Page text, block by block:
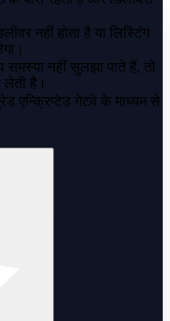
नहीं होता है या लिस्टिंग
नहीं सुलझा पाते हैं, तो
लेती है।
एन्क्रिप्टेड गेटवे के माध्यम से